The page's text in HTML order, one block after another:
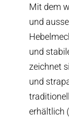
Mit dem
und
und
zeichnet
und
erhältlich